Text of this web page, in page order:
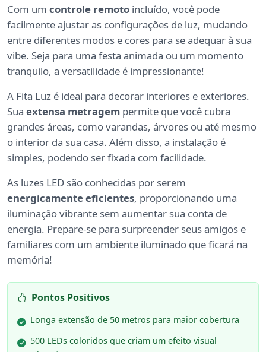
Com um controle remoto incluído, você pode
facilmente ajustar as configurações de luz, mudando
entre diferentes modos e cores para se adequar à sua
vibe. Seja para uma festa animada ou um momento
tranquilo, a versatilidade é impressionante!
A Fita Luz é ideal para decorar interiores e exteriores.
Sua extensa metragem permite que você cubra
grandes áreas, como varandas, árvores ou até mesmo
o interior da sua casa. Além disso, a instalação é
simples, podendo ser fixada com facilidade.
As luzes LED são conhecidas por serem
energicamente eficientes, proporcionando uma
iluminação vibrante sem aumentar sua conta de
energia. Prepare-se para surpreender seus amigos e
familiares com um ambiente iluminado que ficará na
memória!
Pontos Positivos
Longa extensão de 50 metros para maior cobertura
500 LEDs coloridos que criam um efeito visual